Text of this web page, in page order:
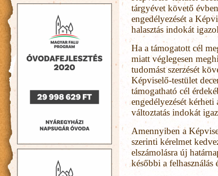
tárgyévet követő
engedélyezését a
halasztás indokát
Ha a támogatott cél
miatt véglegesen
tudomást szerzését
Képviselő-testület
támogatható cél
engedélyezését
változtatás indokát
Amennyiben a
szerinti kérelmet
elszámolásra új
későbbi a